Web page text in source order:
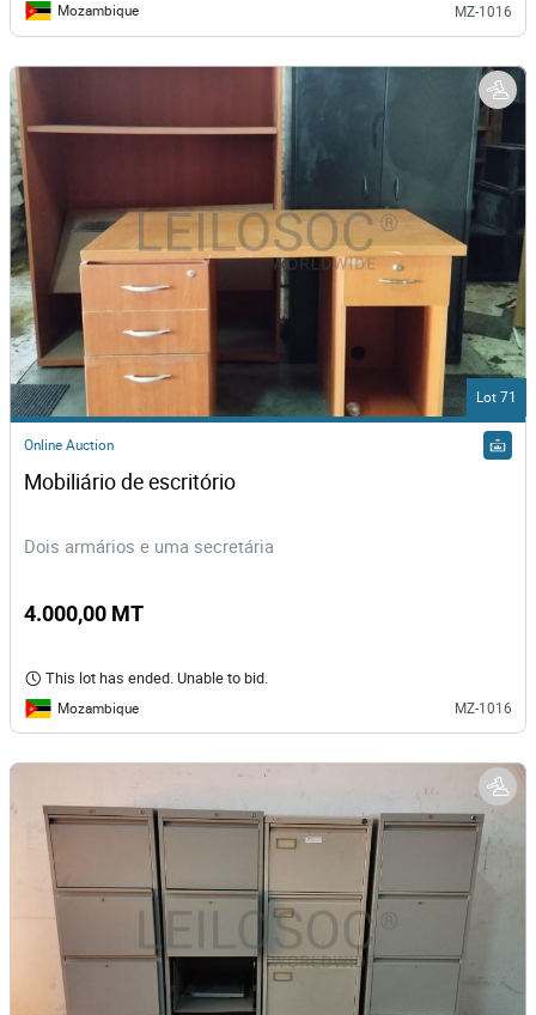
Mozambique MZ-1016
Lot 71
Online Auction
Mobiliário de escritório
Dois armários e uma secretária
4.000,00 MT
This lot has ended. Unable to bid.
Mozambique MZ-1016